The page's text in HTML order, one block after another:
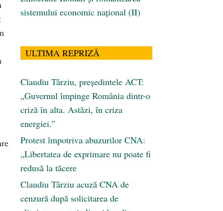
sistemului economic naţional (II)
ULTIMA REPRIZĂ
Claudiu Târziu, președintele ACT:
„Guvernul împinge România dintr-o
criză în alta. Astăzi, în criza
energiei.”
Protest împotriva abuzurilor CNA:
„Libertatea de exprimare nu poate fi
redusă la tăcere
Claudiu Târziu acuză CNA de
cenzură după solicitarea de